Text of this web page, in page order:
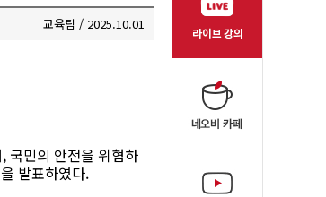
교육팀 / 2025.10.01
국민의 안전을 위협하
발표하였다.